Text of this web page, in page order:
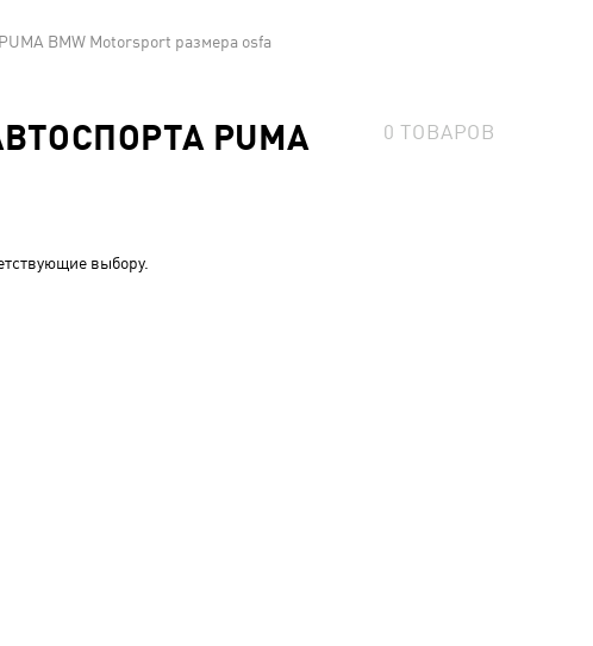
BMW Motorsport размера osfa
PUMA
0ТОВАРОВ
выбору.